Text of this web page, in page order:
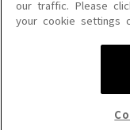
楽曲及びコンテンツは、端末
楽曲によりMYリスト保存がで
NexTone許諾番号
ID000002945
our traffic. Please
your cookie settings